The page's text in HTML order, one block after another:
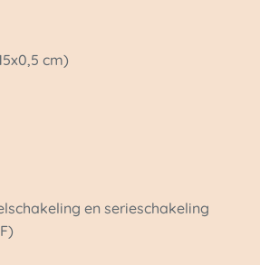
cm)
en serieschakeling